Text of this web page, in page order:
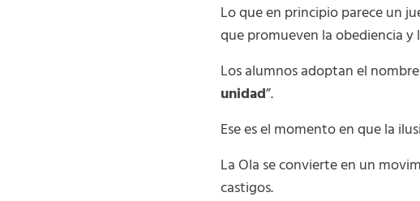
Lo que en principio parece un
que promueven la obediencia
Los alumnos adoptan el
unidad”.
Ese es el momento en que la
La Ola se convierte en un
castigos.